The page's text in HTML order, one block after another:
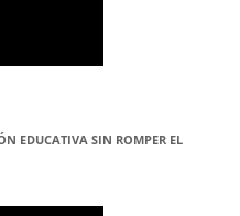
EDUCATIVA SIN ROMPER EL